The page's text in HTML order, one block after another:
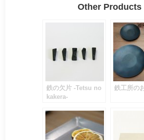
Other Products
鉄の欠片 -Tetsu no
kakera-
鉄工所の